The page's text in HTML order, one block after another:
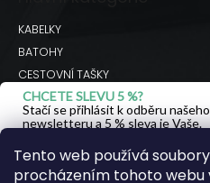
Tento web používá
procházením tohoto webu
KABELKY
BATOHY
CESTOVNÍ TAŠKY
BRAŠNY
DOPLŇKY
CHCETE SLEVU 5 %?
Stačí se přihlásit k odběru našeho
newsletteru a 5 % sleva je Vaše.